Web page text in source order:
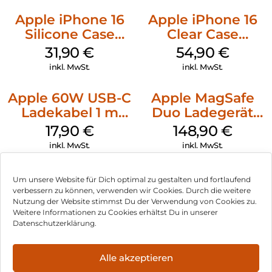
Um unsere Website für Dich optimal zu gestalten und fortlaufend
verbessern zu können, verwenden wir Cookies. Durch die weitere
Nutzung der Website stimmst Du der Verwendung von Cookies zu.
Weitere Informationen zu Cookies erhältst Du in unserer
Datenschutzerklärung.
Alle akzeptieren
Apple iPhone 16
Silicone Case
MagSafe Fuchsia
31,90€
inkl. MwSt.
Apple iPhone 16
Clear Case
MagSafe
Transparent
54,90 €
inkl. MwSt.
Apple 60W USB-C
Ladekabel 1 m
Weiß
17,90 €
inkl. MwSt.
Apple MagSafe
Duo Ladegerät
Weiß
148,90 €
inkl. MwSt.
Impressum